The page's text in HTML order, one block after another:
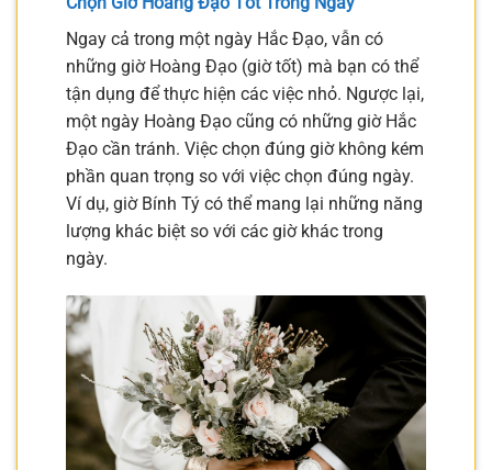
Ngay cả trong một ngày Hắc Đạo, vẫn có
những giờ Hoàng Đạo (giờ tốt) mà bạn có thể
tận dụng để thực hiện các việc nhỏ. Ngược lại,
một ngày Hoàng Đạo cũng có những giờ Hắc
Đạo cần tránh. Việc chọn đúng giờ không kém
phần quan trọng so với việc chọn đúng ngày.
Ví dụ, giờ Bính Tý có thể mang lại những năng
lượng khác biệt so với các giờ khác trong
ngày.